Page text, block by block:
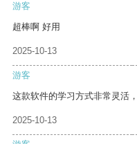
游客
超棒啊 好用
2025-10-13
游客
这款软件的学习方式非常灵活
2025-10-13